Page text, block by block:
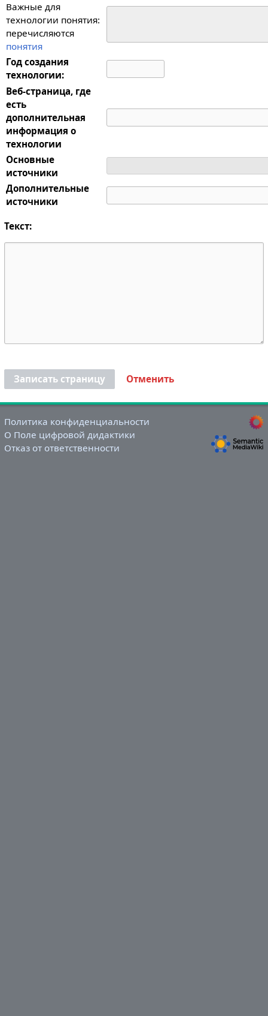
Важные для
технологии понятия:
перечисляются
понятия
Год создания
технологии:
Веб-страница, где
есть
дополнительная
информация о
технологии
Основные
источники
Дополнительные
источники
Текст:
Записать страницу Отменить
Политика конфиденциальности
О Поле цифровой дидактики
Отказ от ответственности